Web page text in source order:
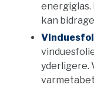
kan
yderligere.